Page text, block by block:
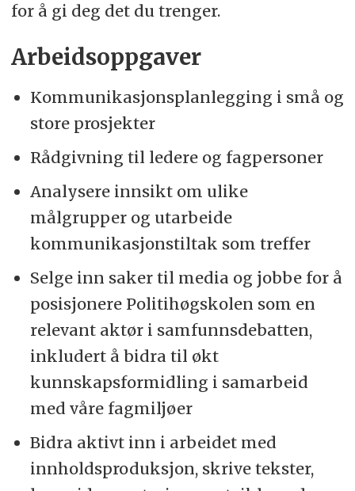
for å gi deg det du trenger.
Arbeidsoppgaver
Kommunikasjonsplanlegging i små og
store prosjekter
Rådgivning til ledere og fagpersoner
Analysere innsikt om ulike
målgrupper og utarbeide
kommunikasjonstiltak som treffer
Selge inn saker til media og jobbe for å
posisjonere Politihøgskolen som en
relevant aktør i samfunnsdebatten,
inkludert å bidra til økt
kunnskapsformidling i samarbeid
med våre fagmiljøer
Bidra aktivt inn i arbeidet med
innholdsproduksjon, skrive tekster,